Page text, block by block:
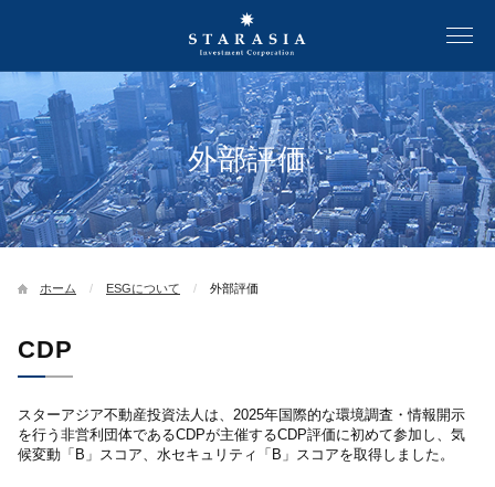
外部評価
ホーム ESGについて 外部評価
CDP
スターアジア不動産投資法人は、2025年国際的な環境調査・情報開示
を行う非営利団体であるCDPが主催するCDP評価に初めて参加し、気
候変動「B」スコア、水セキュリティ「B」スコアを取得しました。